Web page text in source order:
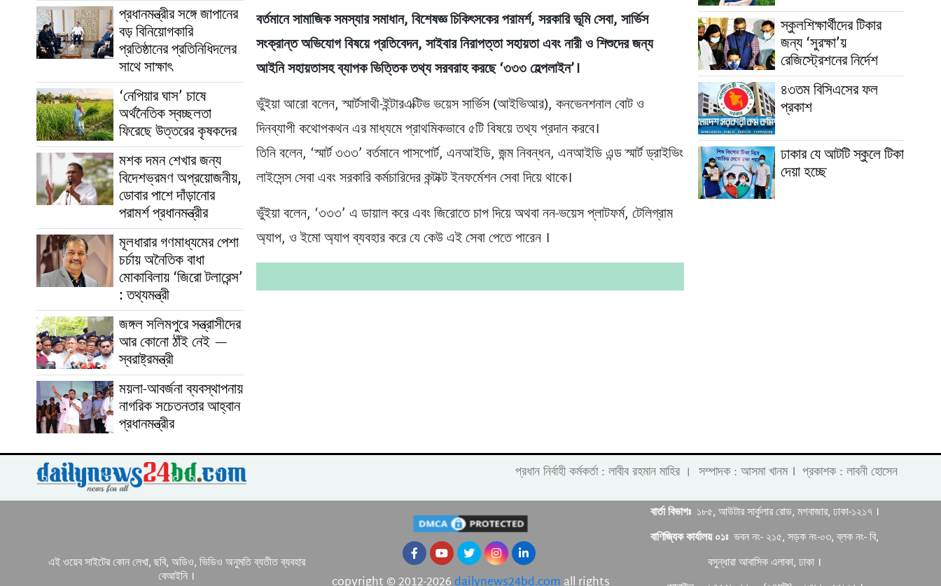
প্রধানমন্ত্রীর সঙ্গে জাপানের
বড় বিনিয়োগকারি
প্রতিষ্ঠানের প্রতিনিধিদলের
সাথে সাক্ষাৎ
‘নেপিয়ার ঘাস’ চাষে
অর্থনৈতিক স্বচ্ছলতা
ফিরেছে উত্তরের কৃষকদের
মশক দমন শেখার জন্য
বিদেশভ্রমণ অপ্রয়োজনীয়,
ডোবার পাশে দাঁড়ানোর
পরামর্শ প্রধানমন্ত্রীর
মূলধারার গণমাধ্যমের পেশা
চর্চায় অনৈতিক বাধা
মোকাবিলায় ‘জিরো টলারেন্স’
: তথ্যমন্ত্রী
জঙ্গল সলিমপুরে সন্ত্রাসীদের
আর কোনো ঠাঁই নেই —
স্বরাষ্ট্রমন্ত্রী
ময়লা-আবর্জনা ব্যবস্থাপনায়
নাগরিক সচেতনতার আহ্বান
প্রধানমন্ত্রীর
বর্তমানে সামাজিক সমস্যার সমাধান, বিশেষজ্ঞ চিকিৎসকের পরামর্শ, সরকারি ভূমি সেবা, সার্ভিস
সংক্রান্ত অভিযোগ বিষয়ে প্রতিবেদন, সাইবার নিরাপত্তা সহায়তা এবং নারী ও শিশুদের জন্য
আইনি সহায়তাসহ ব্যাপক ভিত্তিক তথ্য সরবরাহ করছে ‘৩৩৩ হেল্পলাইন’।
ভুঁইয়া আরো বলেন, স্মার্টসাথী-ইন্টারএক্টিভ ভয়েস সার্ভিস (আইভিআর), কনভেনশনাল বোট ও
দিনব্যাপী কথোপকথন এর মাধ্যমে প্রাথমিকভাবে ৫টি বিষয়ে তথ্য প্রদান করবে।
তিনি বলেন, ‘স্মার্ট ৩৩৩’ বর্তমানে পাসপোর্ট, এনআইডি, জন্ম নিবন্ধন, এনআইডি এন্ড স্মার্ট ড্রাইভিং
লাইসেন্স সেবা এবং সরকারি কর্মচারিদের কন্টাক্ট ইনফর্মেশন সেবা দিয়ে থাকে।
ভুঁইয়া বলেন, ‘৩৩৩’ এ ডায়াল করে এবং জিরোতে চাপ দিয়ে অথবা নন-ভয়েস প্লাটফর্ম, টেলিগ্রাম
অ্যাপ, ও ইমো অ্যাপ ব্যবহার করে যে কেউ এই সেবা পেতে পারেন ।
স্কুলশিক্ষার্থীদের টিকার
জন্য ‘সুরক্ষা’য়
রেজিস্ট্রেশনের নির্দেশ
৪৩তম বিসিএসের ফল
প্রকাশ
ঢাকার যে আটটি স্কুলে টিকা
দেয়া হচ্ছে
প্রধান নির্বাহী কর্মকর্তা : লাবীব রহমান মাহির । সম্পাদক : আসমা খানম । প্রকাশক : লাবনী হোসেন
এই ওয়েব সাইটের কোন লেখা, ছবি, অডিও, ভিডিও অনুমতি ব্যতীত ব্যবহার
বেআইনি ।
বার্তা বিভাগঃ১৮৫, আউটার সার্কুলার রোড, মগবাজার, ঢাকা-১২১৭ ।
বাণিজ্যিক কার্যালয় ০১ঃভবন নং- ২১৫, সড়ক নং-০৩, ব্লক নং- বি,
বসুন্ধারা আবাসিক এলাকা, ঢাকা ।